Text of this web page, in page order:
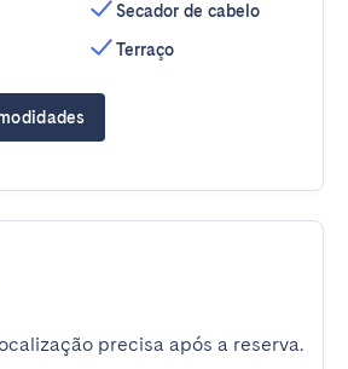
Secador de cabelo
Terraço
precisa após a reserva.